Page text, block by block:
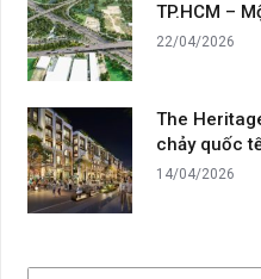
TP.HCM –
22/04/2026
The
chảy quốc
14/04/2026